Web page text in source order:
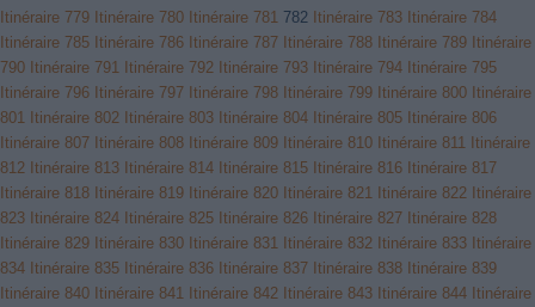
Itinéraire 779 Itinéraire 780 Itinéraire 781 782 Itinéraire 783 Itinéraire 784
Itinéraire 785 Itinéraire 786 Itinéraire 787 Itinéraire 788 Itinéraire 789 Itinéraire
790 Itinéraire 791 Itinéraire 792 Itinéraire 793 Itinéraire 794 Itinéraire 795
Itinéraire 796 Itinéraire 797 Itinéraire 798 Itinéraire 799 Itinéraire 800 Itinéraire
801 Itinéraire 802 Itinéraire 803 Itinéraire 804 Itinéraire 805 Itinéraire 806
Itinéraire 807 Itinéraire 808 Itinéraire 809 Itinéraire 810 Itinéraire 811 Itinéraire
812 Itinéraire 813 Itinéraire 814 Itinéraire 815 Itinéraire 816 Itinéraire 817
Itinéraire 818 Itinéraire 819 Itinéraire 820 Itinéraire 821 Itinéraire 822 Itinéraire
823 Itinéraire 824 Itinéraire 825 Itinéraire 826 Itinéraire 827 Itinéraire 828
Itinéraire 829 Itinéraire 830 Itinéraire 831 Itinéraire 832 Itinéraire 833 Itinéraire
834 Itinéraire 835 Itinéraire 836 Itinéraire 837 Itinéraire 838 Itinéraire 839
Itinéraire 840 Itinéraire 841 Itinéraire 842 Itinéraire 843 Itinéraire 844 Itinéraire